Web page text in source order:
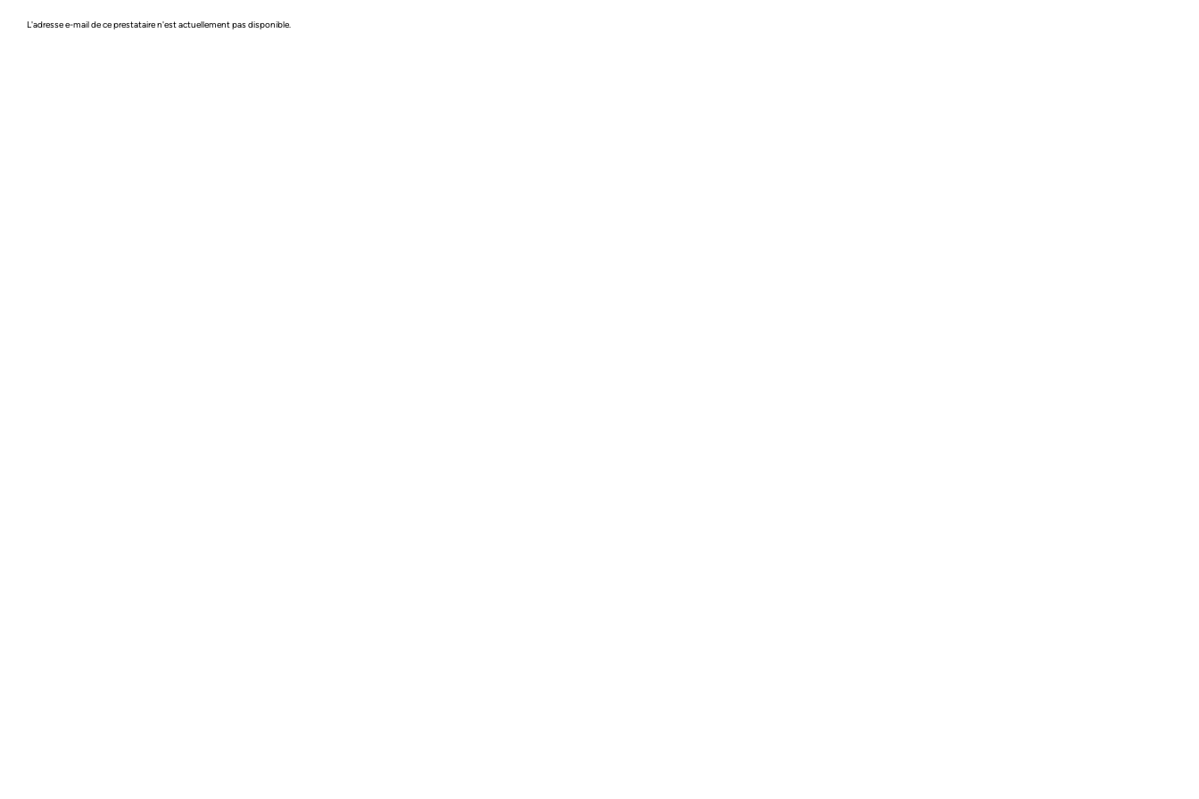
L'adresse e-mail de ce prestataire n'est actuellement pas disponible.